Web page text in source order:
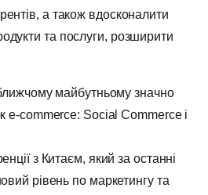
а також вдосконалити
та послуги, розширити
майбутньому значно
e-commerce: Social Commerce і
з Китаєм, який за останні
рівень по маркетингу та